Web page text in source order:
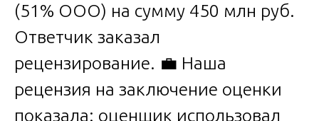
(51% ООО) на сумму 450 млн руб.
Ответчик заказал
рецензирование. 💼 Наша
рецензия на заключение оценки
показала: оценщик использовал